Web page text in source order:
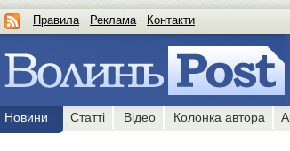
Правила Реклама Контакти
Новини Статті Відео Колонка автора